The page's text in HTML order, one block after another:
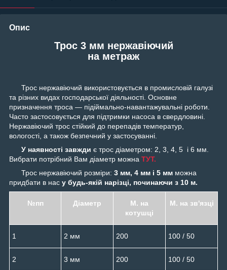
Опис
Трос 3 мм нержавіючий
на метраж
Трос нержавіючий використовується в промисловій галузі
та різних видах господарської діяльності. Основне
призначення троса — підіймально-навантажувальні роботи.
Часто застосовується для підтримки насоса в свердловині.
Нержавіючий трос стійкий до перепадів температур,
вологості, а також безпечний у застосуванні.
У наявності завжди є трос діаметром: 2, 3, 4, 5 і 6 мм.
Вибрати потрібний Вам діаметр можна ТУТ.
Трос нержавіючий розміри: 3 мм, 4 мм і 5 мм можна
придбати в нас у будь-якій нарізці, починаючи з 10 м.
№пп Діаметр
М. на
котушці
М. на зв'язці
1 2 мм 200 100 / 50
2 3 мм 200 100 / 50